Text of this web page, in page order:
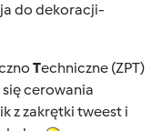
do dekoracji-
Techniczne (ZPT)
cerowania
z zakrętki tweest i